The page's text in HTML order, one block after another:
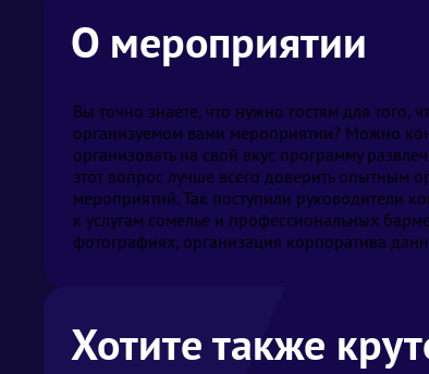
О мероприятии
Вы точно знаете, что нужно гостям для того,
организуемом вами мероприятии? Можно
организовать на свой вкус программу
этот вопрос лучше всего доверить опытным
мероприятий. Так поступили руководители
к услугам сомелье и профессиональных
фотографиях, организация корпоратива
Хотите также